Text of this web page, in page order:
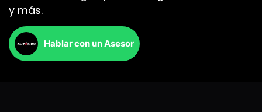
y más.
Hablar con un Asesor